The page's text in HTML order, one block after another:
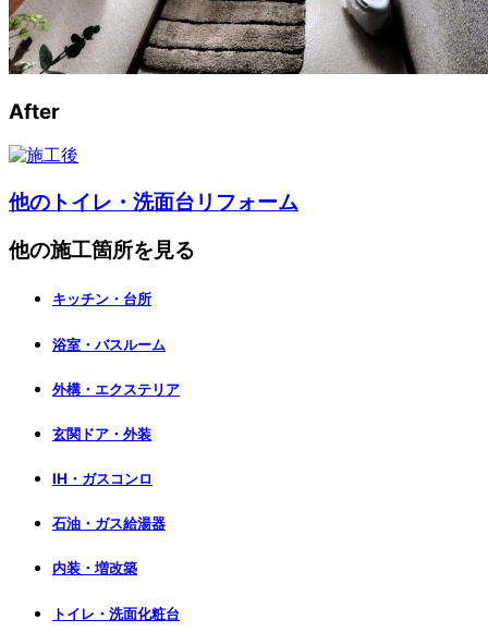
After
他のトイレ・洗面台リフォーム
他の施工箇所を見る
キッチン・台所
浴室・バスルーム
外構・エクステリア
玄関ドア・外装
IH・ガスコンロ
石油・ガス給湯器
内装・増改築
トイレ・洗面化粧台